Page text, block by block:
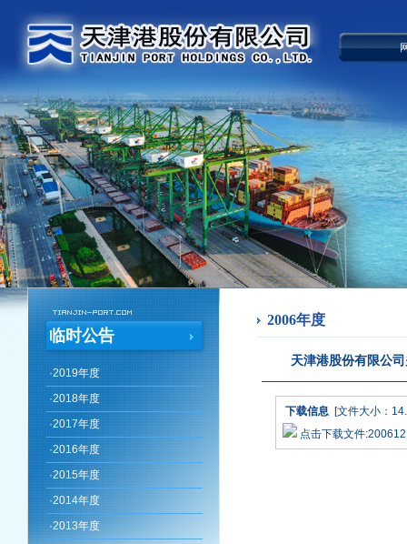
临时公告
·2019年度
·2018年度
·2017年度
·2016年度
·2015年度
·2014年度
·2013年度
2006年度
天津港股份有限公
下载信息[文件大小：
点击下载文件